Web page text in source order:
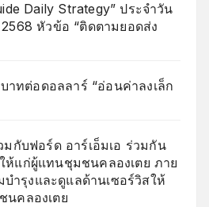
Daily Strategy” ประจำวัน
หัวข้อ “ติดตามยอดส่ง
บาทต่อดอลลาร์ “อ่อนค่าลงเล็ก
มกับฟอร์ด อาร์เอ็มเอ ร่วมกัน
ห้แก่ผู้แทนชุมชนคลองเตย ภาย
ำรุงและดูแลด้านเซอร์วิสให้
นคลองเตย